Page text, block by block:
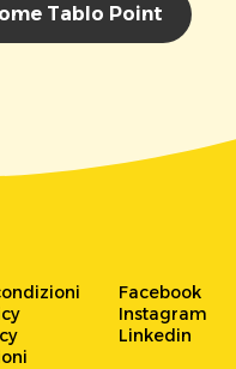
Tablo Point
Facebook
Instagram
Linkedin